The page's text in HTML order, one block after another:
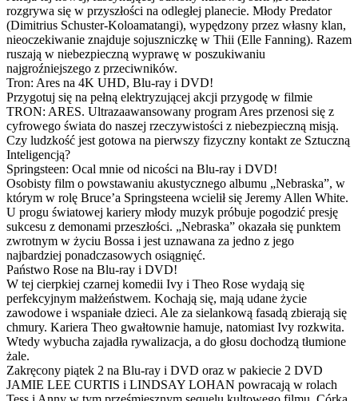
rozgrywa się w przyszłości na odległej planecie. Młody Predator
(Dimitrius Schuster-Koloamatangi), wypędzony przez własny klan,
nieoczekiwanie znajduje sojuszniczkę w Thii (Elle Fanning). Razem
ruszają w niebezpieczną wyprawę w poszukiwaniu
najgroźniejszego z przeciwników.
Tron: Ares na 4K UHD, Blu-ray i DVD!
Przygotuj się na pełną elektryzującej akcji przygodę w filmie
TRON: ARES. Ultrazaawansowany program Ares przenosi się z
cyfrowego świata do naszej rzeczywistości z niebezpieczną misją.
Czy ludzkość jest gotowa na pierwszy fizyczny kontakt ze Sztuczną
Inteligencją?
Springsteen: Ocal mnie od nicości na Blu-ray i DVD!
Osobisty film o powstawaniu akustycznego albumu „Nebraska”, w
którym w rolę Bruce’a Springsteena wcielił się Jeremy Allen White.
U progu światowej kariery młody muzyk próbuje pogodzić presję
sukcesu z demonami przeszłości. „Nebraska” okazała się punktem
zwrotnym w życiu Bossa i jest uznawana za jedno z jego
najbardziej ponadczasowych osiągnięć.
Państwo Rose na Blu-ray i DVD!
W tej cierpkiej czarnej komedii Ivy i Theo Rose wydają się
perfekcyjnym małżeństwem. Kochają się, mają udane życie
zawodowe i wspaniałe dzieci. Ale za sielankową fasadą zbierają się
chmury. Kariera Theo gwałtownie hamuje, natomiast Ivy rozkwita.
Wtedy wybucha zajadła rywalizacja, a do głosu dochodzą tłumione
żale.
Zakręcony piątek 2 na Blu-ray i DVD oraz w pakiecie 2 DVD
JAMIE LEE CURTIS i LINDSAY LOHAN powracają w rolach